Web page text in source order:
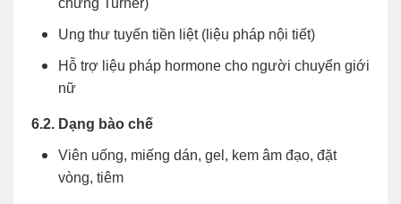
Ung thư tuyến tiền liệt (liệu pháp nội tiết)
Hỗ trợ liệu pháp hormone cho người chuyển giới
nữ
6.2. Dạng bào chế
Viên uống, miếng dán, gel, kem âm đạo, đặt
vòng, tiêm